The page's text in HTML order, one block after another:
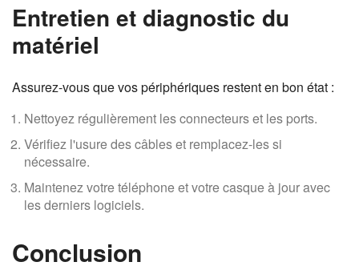
Entretien et diagnostic du
matériel
Assurez-vous que vos périphériques restent en bon état :
Nettoyez régulièrement les connecteurs et les ports.
Vérifiez l'usure des câbles et remplacez-les si
nécessaire.
Maintenez votre téléphone et votre casque à jour avec
les derniers logiciels.
Conclusion